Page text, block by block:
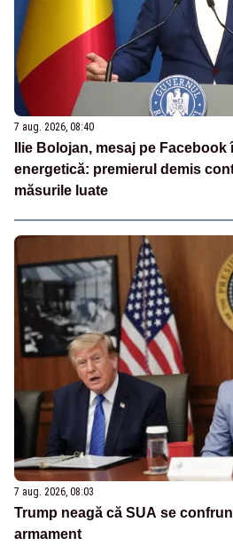
7 aug. 2026, 08:40
Ilie Bolojan, mesaj pe
energetică: premierul demis
măsurile luate
7 aug. 2026, 08:03
Trump neagă că SUA se
armament